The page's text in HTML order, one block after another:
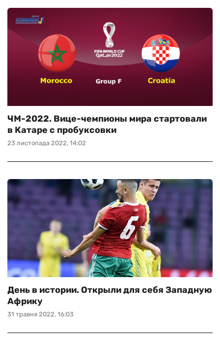
23 листопада 2022, 14:02
ЧМ-2022. Вице-чемпионы мира стартовали
в Катаре с пробуксовки
31 травня 2022, 16:03
День в истории. Открыли для себя Западную
Африку